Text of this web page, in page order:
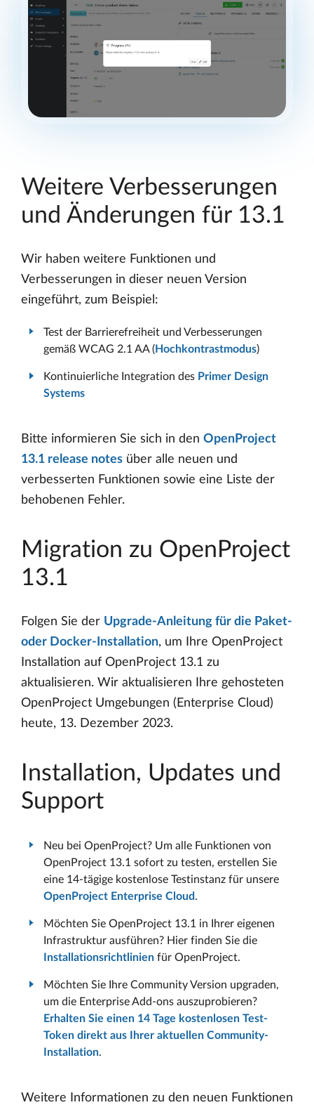
Weitere Verbesserungen
und Änderungen für 13.1
Wir haben weitere Funktionen und
Verbesserungen in dieser neuen Version
eingeführt, zum Beispiel:
Test der Barrierefreiheit und Verbesserungen
gemäß WCAG 2.1 AA (Hochkontrastmodus)
Kontinuierliche Integration des Primer Design
Systems
Bitte informieren Sie sich in den OpenProject
13.1 release notes über alle neuen und
verbesserten Funktionen sowie eine Liste der
behobenen Fehler.
Migration zu OpenProject
13.1
Folgen Sie der Upgrade-Anleitung für die Paket-
oder Docker-Installation, um Ihre OpenProject
Installation auf OpenProject 13.1 zu
aktualisieren. Wir aktualisieren Ihre gehosteten
OpenProject Umgebungen (Enterprise Cloud)
heute, 13. Dezember 2023.
Installation, Updates und
Support
Neu bei OpenProject? Um alle Funktionen von
OpenProject 13.1 sofort zu testen, erstellen Sie
eine 14-tägige kostenlose Testinstanz für unsere
OpenProject Enterprise Cloud.
Möchten Sie OpenProject 13.1 in Ihrer eigenen
Infrastruktur ausführen? Hier finden Sie die
Installationsrichtlinien für OpenProject.
Möchten Sie Ihre Community Version upgraden,
um die Enterprise Add-ons auszuprobieren?
Erhalten Sie einen 14 Tage kostenlosen Test-
Token direkt aus Ihrer aktuellen Community-
Installation.
Weitere Informationen zu den neuen Funktionen